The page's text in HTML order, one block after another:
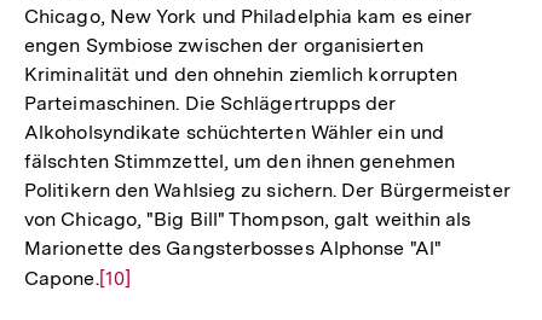
Chicago, New York und Philadelphia kam es einer
engen Symbiose zwischen der organisierten
Kriminalität und den ohnehin ziemlich korrupten
Parteimaschinen. Die Schlägertrupps der
Alkoholsyndikate schüchterten Wähler ein und
fälschten Stimmzettel, um den ihnen genehmen
Politikern den Wahlsieg zu sichern. Der Bürgermeister
von Chicago, "Big Bill" Thompson, galt weithin als
Marionette des Gangsterbosses Alphonse "Al"
Capone.Zur
[10]